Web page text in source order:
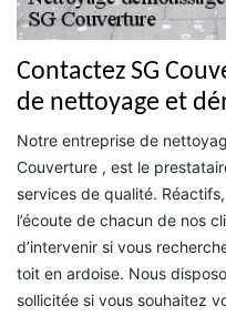
Contactez SG
de nettoyage et
Notre entreprise de
Couverture , est le
services de qualité.
l’écoute de chacun de nos
d’intervenir si vous
toit en ardoise. Nous
sollicitée si vous souhaitez